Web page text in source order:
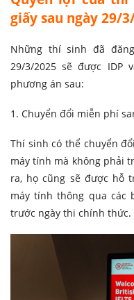
giấy sau ngày 29/
Những thí sinh đã
29/3/2025 sẽ được IDP
phương án sau:
1. Chuyển đổi miễn phí
Thí sinh có thể chuyển
máy tính mà không phải
ra, họ cũng sẽ được hỗ
máy tính thông qua các
trước ngày thi chính thức.